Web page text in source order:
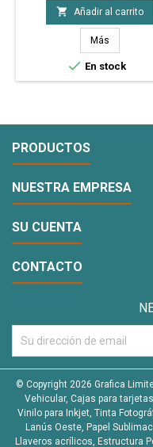
 Añadir al carrito
Más
 En stock
PRODUCTOS
NUESTRA EMPRESA
SU CUENTA
CONTACTO
© Copyright 2026 Grafica
Vehicular, Cajas para
Vinilo para Inkjet, Tinta
Lanús Oeste, Papel
Llaveros acrílicos, Estructura